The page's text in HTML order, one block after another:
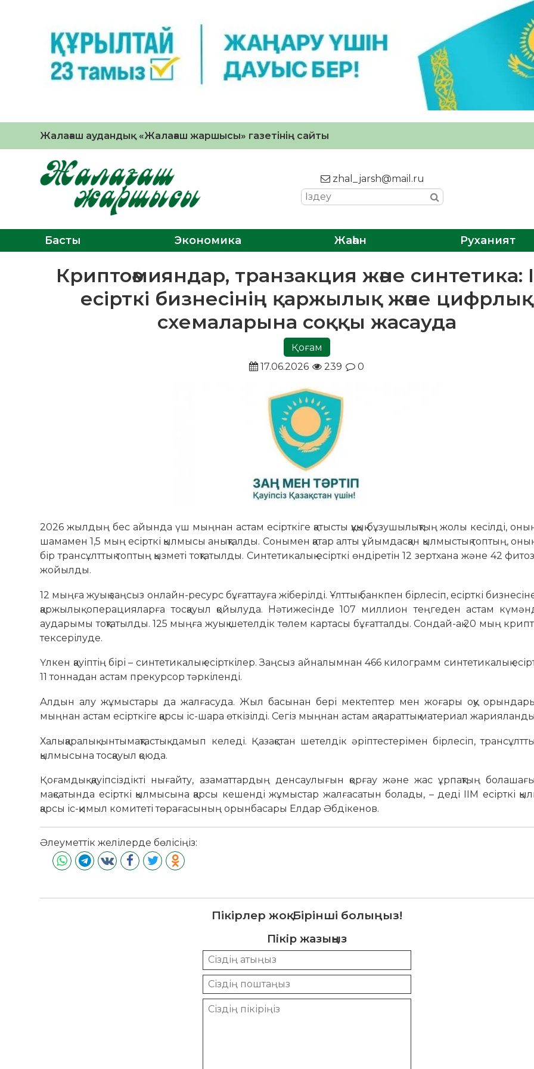
Жалағаш аудандық «Жалағаш жаршысы» газетінің сайты
zhal_jarsh@mail.ru
Басты Экономика Жаһан Руханият
Криптоәмияндар, транзакция және синтетика:
есірткі бизнесінің қаржылық және цифрлық
схемаларына соққы жасауда
Қоғам
17.06.2026
239 0
2026 жылдың бес айында үш мыңнан астам есірткіге қатысты құқық бұзушылықтың жолы кесілді,
шамамен 1,5 мың есірткі қылмысы анықталды. Сонымен қатар алты ұйымдасқан қылмыстық топтың,
бір трансұлттық топтың қызметі тоқтатылды. Синтетикалық есірткі өндіретін 12 зертхана және 42
жойылды.
12 мыңға жуық заңсыз онлайн-ресурс бұғаттауға жіберілді. Ұлттық банкпен бірлесіп, есірткі
қаржылық операцияларға тосқауыл қойылуда. Нәтижесінде 107 миллион теңгеден астам
аударымы тоқтатылды. 125 мыңға жуық шетелдік төлем картасы бұғатталды. Сондай-ақ 20 мың
тексерілуде.
Үлкен қауіптің бірі – синтетикалық есірткілер. Заңсыз айналымнан 466 килограмм синтетикалық
11 тоннадан астам прекурсор тәркіленді.
Алдын алу жұмыстары да жалғасуда. Жыл басынан бері мектептер мен жоғары оқу
мыңнан астам есірткіге қарсы іс-шара өткізілді. Сегіз мыңнан астам ақпараттық материал
Халықаралық ынтымақтастық дамып келеді. Қазақстан шетелдік әріптестерімен бірлесіп,
қылмысына тосқауыл қоюда.
Қоғамдық қауіпсіздікті нығайту, азаматтардың денсаулығын қорғау және жас ұрпақтың
мақсатында есірткі қылмысына қарсы кешенді жұмыстар жалғасатын болады, – деді ІІМ есірткі
қарсы іс-қимыл комитеті төрағасының орынбасары Елдар Әбдікенов.
Әлеуметтік желілерде бөлісіңіз:
Пікірлер жоқ. Бірінші болыңыз!
Пікір жазыңыз